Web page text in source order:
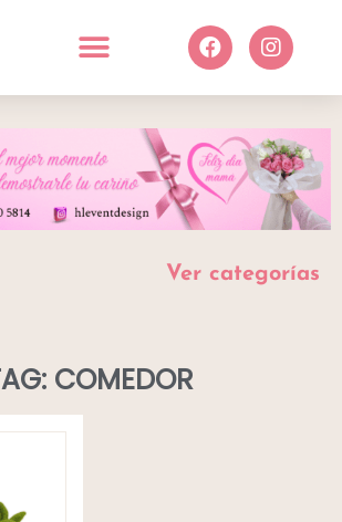
Ver categorías
COMEDOR